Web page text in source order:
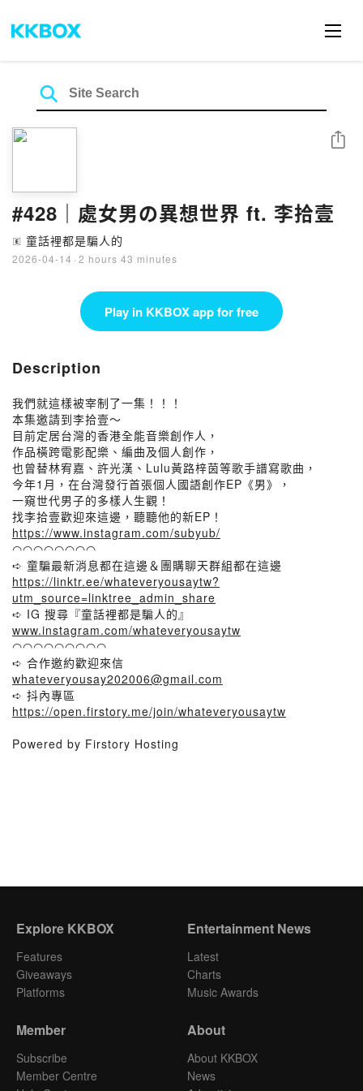
#428｜處女男の異想世界 ft. 李拾壹
🄴 童話裡都是騙人的
2026-04-14 · 2 hours 43 minutes
Share
Play in KKBOX app for free
Description
我們就這樣被宰制了一集！！！
本集邀請到李拾壹～
目前定居台灣的香港全能音樂創作人，
作品橫跨電影配樂、編曲及個人創作，
也曾替林宥嘉、許光漢、Lulu黃路梓茵等歌手譜寫歌曲，
今年1月，在台灣發行首張個人國語創作EP《男》，
一窺世代男子的多樣人生觀！
找李拾壹歡迎來這邊，聽聽他的新EP！
https://www.instagram.com/subyub/
◠◠◠◠◠◠◠◠
➪ 童騙最新消息都在這邊＆團購聊天群組都在這邊
https://linktr.ee/whateveryousaytw?
utm_source=linktree_admin_share
➪ IG 搜尋『童話裡都是騙人的』
www.instagram.com/whateveryousaytw
◠◠◠◠◠◠◠◠◠
➪ 合作邀約歡迎來信
whateveryousay202006@gmail.com
➪ 抖內專區
https://open.firstory.me/join/whateveryousaytw
Powered by Firstory Hosting
Explore KKBOX
Features
Giveaways
Platforms
Entertainment News
Latest
Charts
Music Awards
Member
Subscribe
Member Centre
About
About KKBOX
News